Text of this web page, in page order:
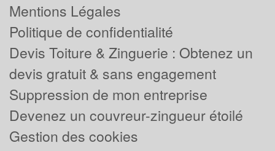
Mentions Légales
Politique de confidentialité
Devis Toiture & Zinguerie : Obtenez un
devis gratuit & sans engagement
Suppression de mon entreprise
Devenez un couvreur-zingueur étoilé
Gestion des cookies